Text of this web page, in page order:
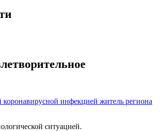
инфекцией житель региона
ситуацией.